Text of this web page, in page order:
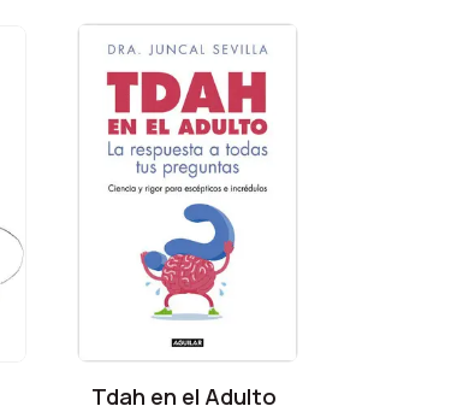
Tdah en el Adulto